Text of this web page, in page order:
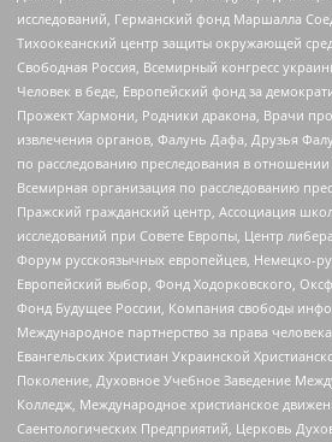
исследований, Германский фонд Маршалла
Тихоокеанский центр защиты окружающей
Свободная Россия, Всемирный конгресс
Человек в беде, Европейский фонд за
Прожект Хармони, Родники дракона, Врачи
извлечения органов, Фалунь Дафа, Друзья
по расследованию преследования в
Всемирная организация по расследованию
Пражский гражданский центр, Ассоциация
исследований при Совете Европы, Центр
Форум русскоязычных европейцев, Немецко-
Европейский выбор, Фонд Ходорковского,
Фонд Будущее России, Компания свободы
Международное партнерство за права
Евангельских Христиан Украинской
Поколение, Духовное Учебное Заведение
Колледж, Международное христианское
Саентологических Предприятий, Церковь